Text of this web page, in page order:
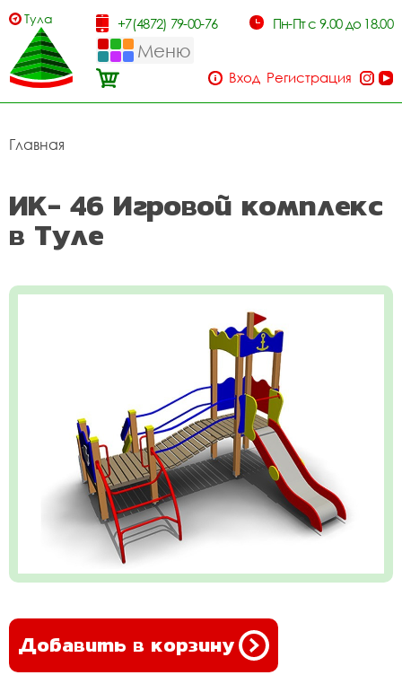
Тула +7(4872) 79-00-76 Пн-Пт с 9.00 до 18.00
Меню
Вход Регистрация
Главная
ИК- 46 Игровой комплекс
в Туле
Добавить в корзину